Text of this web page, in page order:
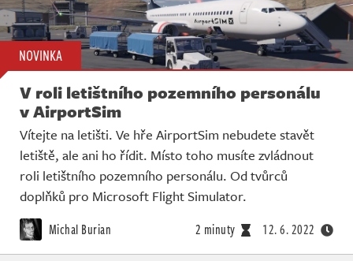
NOVINKA
V roli letištního pozemního personálu
v AirportSim
Vítejte na letišti. Ve hře AirportSim nebudete stavět
letiště, ale ani ho řídit. Místo toho musíte zvládnout
roli letištního pozemního personálu. Od tvůrců
doplňků pro Microsoft Flight Simulator.
Michal Burian 2 minuty 12. 6. 2022